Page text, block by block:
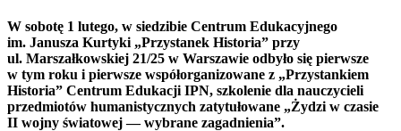
W sobotę 1 lutego, w siedzibie Centrum Edukacyjnego
im. Janusza Kurtyki „Przystanek Historia” przy
ul. Marszałkowskiej 21/25 w Warszawie odbyło się pierwsze
w tym roku i pierwsze współorganizowane z „Przystankiem
Historia” Centrum Edukacji IPN, szkolenie dla nauczycieli
przedmiotów humanistycznych zatytułowane „Żydzi w czasie
II wojny światowej — wybrane zagadnienia”.